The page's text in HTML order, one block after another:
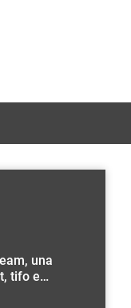
una
tifo e